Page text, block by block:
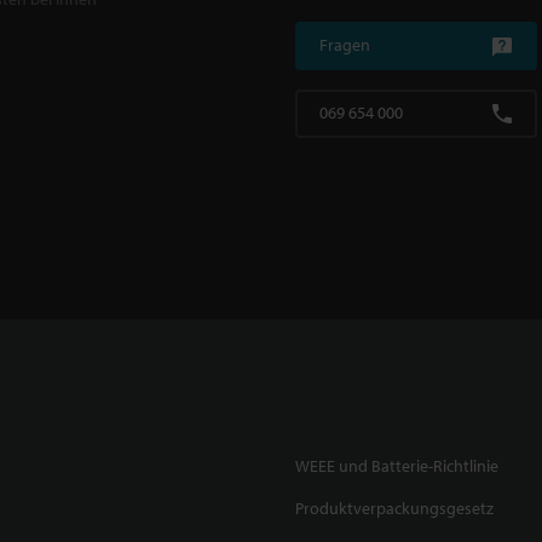
Fragen
069 654 000
WEEE und Batterie-Richtlinie
Produktverpackungsgesetz